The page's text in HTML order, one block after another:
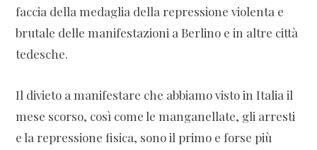
faccia della medaglia della repressione violenta e
brutale delle manifestazioni a Berlino e in altre città
tedesche.
Il divieto a manifestare che abbiamo visto in Italia il
mese scorso, così come le manganellate, gli arresti
e la repressione fisica, sono il primo e forse più